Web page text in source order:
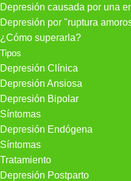
Depresión causada por una
Depresión por "ruptura
¿Cómo superarla?
Tipos
Depresión Clínica
Depresión Ansiosa
Depresión Bipolar
Síntomas
Depresión Endógena
Síntomas
Tratamiento
Depresión Postparto